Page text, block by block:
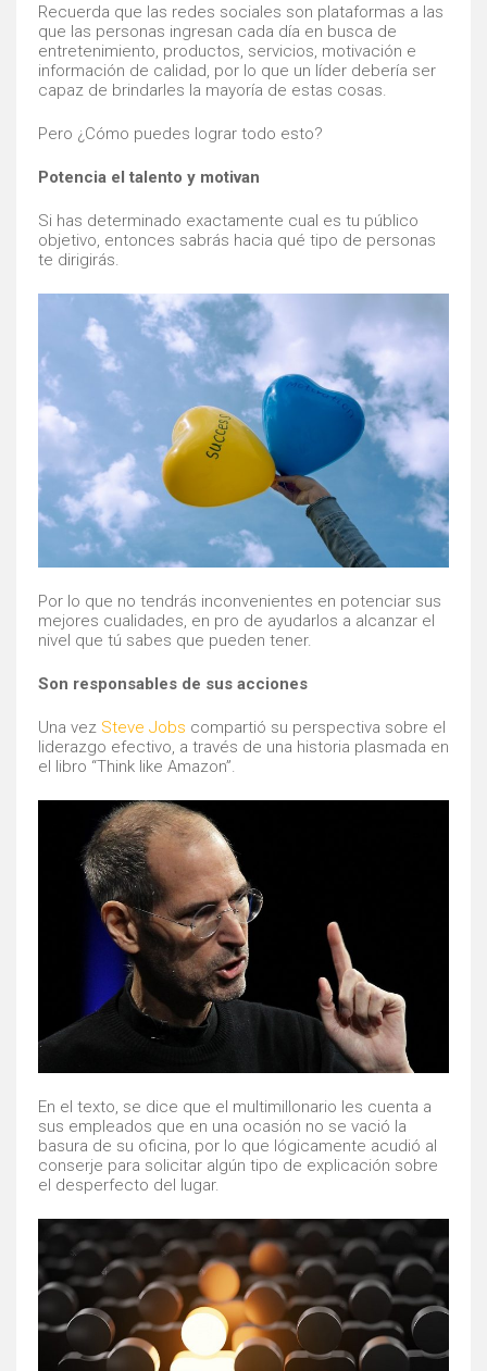
Recuerda que las redes sociales son plataformas a las
que las personas ingresan cada día en busca de
entretenimiento, productos, servicios, motivación e
información de calidad, por lo que un líder debería ser
capaz de brindarles la mayoría de estas cosas.
Pero ¿Cómo puedes lograr todo esto?
Potencia el talento y motivan
Si has determinado exactamente cual es tu público
objetivo, entonces sabrás hacia qué tipo de personas
te dirigirás.
Por lo que no tendrás inconvenientes en potenciar sus
mejores cualidades, en pro de ayudarlos a alcanzar el
nivel que tú sabes que pueden tener.
Son responsables de sus acciones
Una vez Steve Jobs compartió su perspectiva sobre el
liderazgo efectivo, a través de una historia plasmada en
el libro “Think like Amazon”.
En el texto, se dice que el multimillonario les cuenta a
sus empleados que en una ocasión no se vació la
basura de su oficina, por lo que lógicamente acudió al
conserje para solicitar algún tipo de explicación sobre
el desperfecto del lugar.